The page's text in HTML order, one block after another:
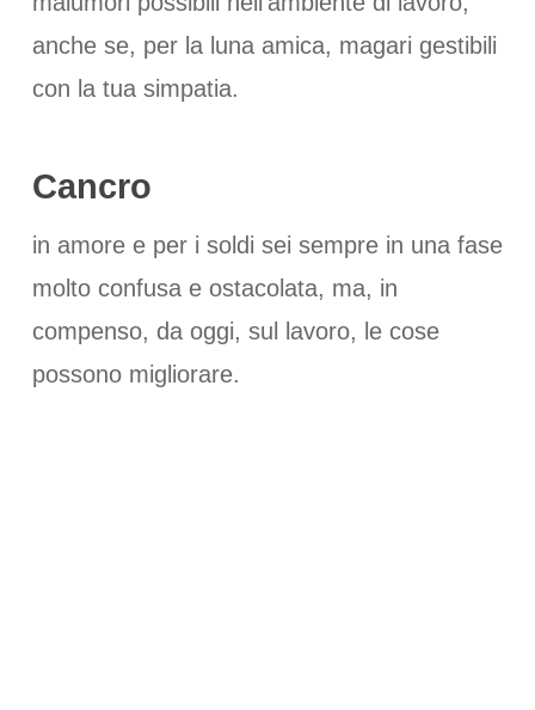
anche se, per la luna amica, magari gestibili
con la tua simpatia.
Cancro
in amore e per i soldi sei sempre in una fase
molto confusa e ostacolata, ma, in
compenso, da oggi, sul lavoro, le cose
possono migliorare.